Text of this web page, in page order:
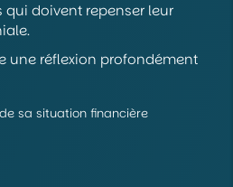
qui doivent repenser leur
une réflexion profondément
sa situation financière